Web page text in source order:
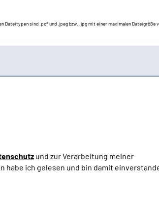
Dateitypen sind .pdf und .jpeg bzw. .jpg mit einer maximalen Dateigröße
und zur Verarbeitung meiner
habe ich gelesen und bin damit